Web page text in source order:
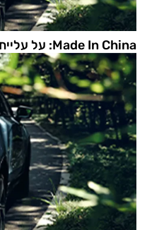
Made In China: על עלייתו של הרכב החשמלי הסיני